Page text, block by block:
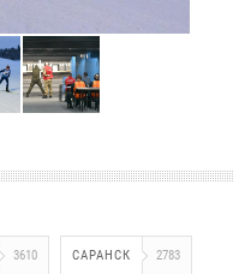
3610 САРАНСК 2783